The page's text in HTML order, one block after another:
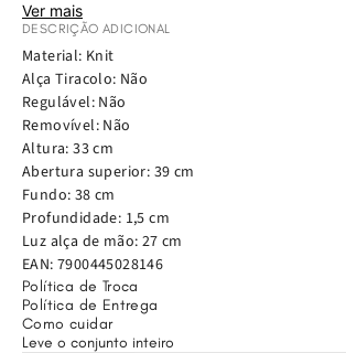
Ver mais
DESCRIÇÃO ADICIONAL
Material: Knit
Alça Tiracolo: Não
Regulável: Não
Removível: Não
Altura: 33 cm
Abertura superior: 39 cm
Fundo: 38 cm
Profundidade: 1,5 cm
Luz alça de mão: 27 cm
EAN: 7900445028146
Política de Troca
Política de Entrega
Como cuidar
Leve o conjunto inteiro